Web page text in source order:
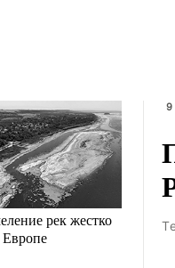
рек жестко